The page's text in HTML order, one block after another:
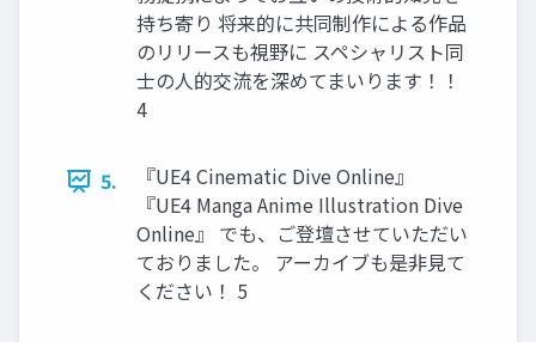
持ち寄り 将来的に共同制作による作品
のリリースも視野に スペシャリスト同
士の人的交流を深めてまいります！！
4
5.
『UE4 Cinematic Dive Online』
『UE4 Manga Anime Illustration Dive
Online』 でも、ご登壇させていただい
ておりました。 アーカイブも是非見て
ください！ 5